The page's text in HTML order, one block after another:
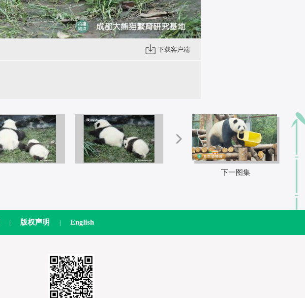
下载客户端
下一图集
版权声明 English